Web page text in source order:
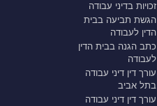
זכויות בדיני עבודה
הגשת תביעה בבית
הדין לעבודה
כתב הגנה בבית הדין
לעבודה
עורך דין דיני עבודה
בתל אביב
עורך דין דיני עבודה